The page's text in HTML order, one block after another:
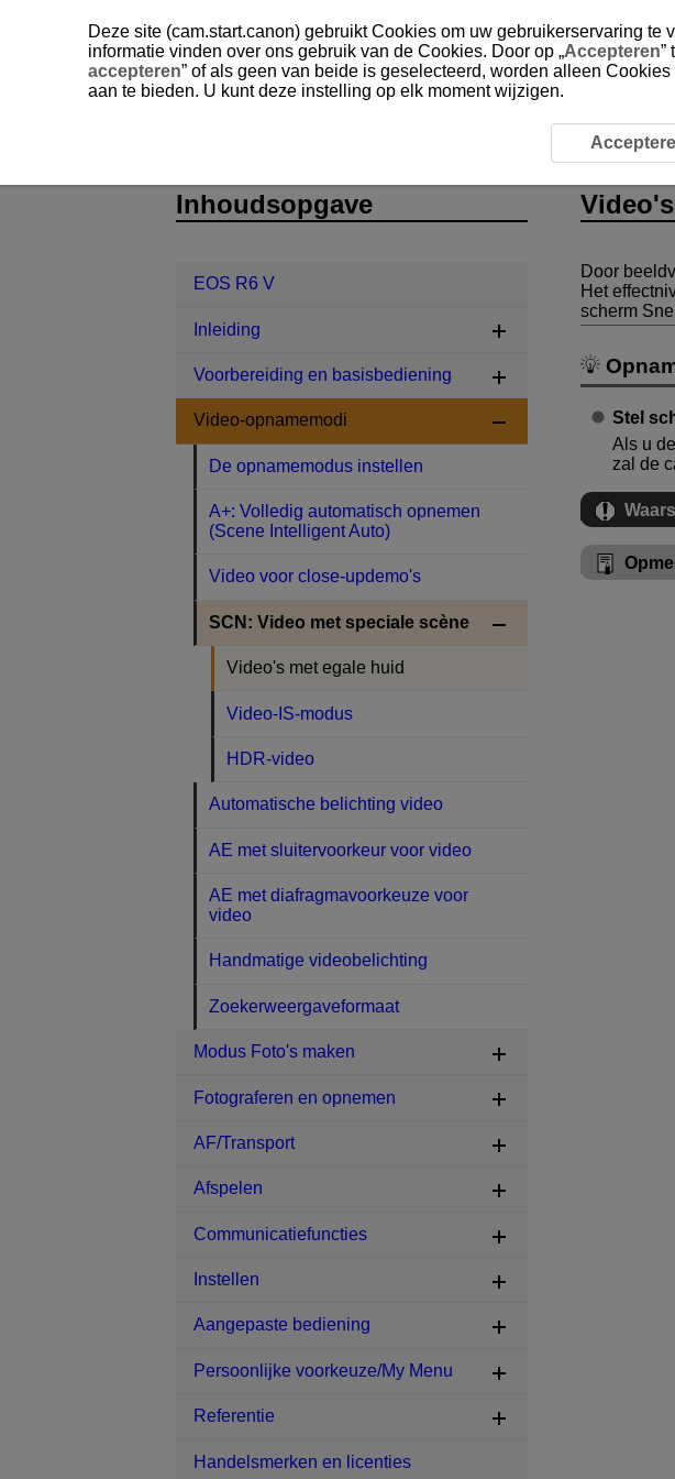
Video-opnamemodi SCN: Video met
Door
Het
scherm
Stel
Als u
zal de
Inhoudsopgave
EOS R6 V
Inleiding
Voorbereiding en basisbediening
Video-opnamemodi
De opnamemodus instellen
A+: Volledig automatisch opnemen
(Scene Intelligent Auto)
Video voor close-updemo's
SCN: Video met speciale scène
Video's met egale huid
Video-IS-modus
HDR-video
Automatische belichting video
AE met sluitervoorkeur voor video
AE met diafragmavoorkeuze voor
video
Handmatige videobelichting
Zoekerweergaveformaat
Modus Foto's maken
Fotograferen en opnemen
AF/Transport
Afspelen
Communicatiefuncties
Instellen
Aangepaste bediening
Persoonlijke voorkeuze/My Menu
Referentie
Handelsmerken en licenties
Deze site (cam.start.canon) gebruikt Cookies om uw gebruikerservaring
informatie vinden over ons gebruik van de Cookies. Door op „Accepteren”
accepteren” of als geen van beide is geselecteerd, worden alleen
aan te bieden. U kunt deze instelling op elk moment wijzigen.